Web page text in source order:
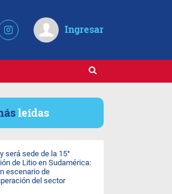
Ingresar
leídas
será sede de la 15°
de Litio en Sudamérica:
escenario de
del sector